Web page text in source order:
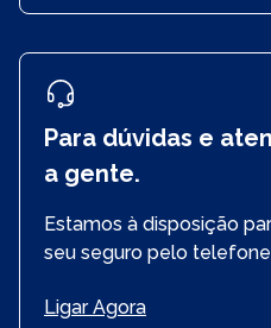
Para dúvidas e
a gente.
Estamos à disposição
seu seguro pelo
Ligar Agora